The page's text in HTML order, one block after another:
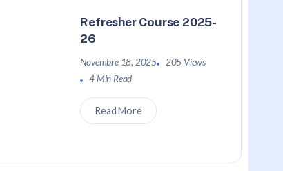
Refresher Course 2025-
26
Novembre 18, 2025
205 Views
4 Min Read
Read More